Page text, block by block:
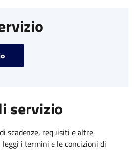
servizio
scadenze, requisiti e altre
i termini e le condizioni di